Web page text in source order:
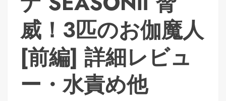
威！3匹のお伽魔人
[前編] 詳細レビュ
ー・水責め他